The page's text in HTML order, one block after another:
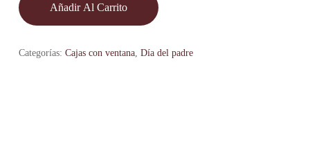
Añadir Al Carrito
Categorías: Cajas con ventana, Día del padre